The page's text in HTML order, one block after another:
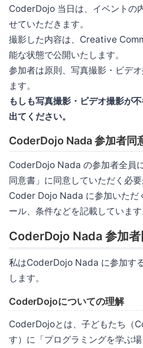
CoderDojo 当日は、イベントの
せていただきます。
撮影した内容は、Creative
能な状態で公開いたします。
参加者は原則、写真撮影・ビデ
ます。
もしも写真撮影・ビデオ撮影が
出てください。
CoderDojo Nada 参加者同
CoderDojo Nada の参加者全員
同意書」に同意していただく必要
Coder Dojo Nada に参加いただ
ール、条件などを記載しています
CoderDojo Nada 参加者
私はCoderDojo Nada に参加す
します。
CoderDojoについての理解
CoderDojoとは、子どもたち（
す）に「プログラミングを学ぶ